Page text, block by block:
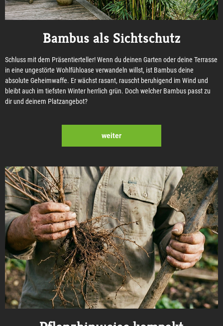
Bambus als Sichtschutz
Schluss mit dem Präsentierteller! Wenn du deinen Garten oder deine Terrasse
in eine ungestörte Wohlfühloase verwandeln willst, ist Bambus deine
absolute Geheimwaffe. Er wächst rasant, rauscht beruhigend im Wind und
bleibt auch im tiefsten Winter herrlich grün. Doch welcher Bambus passt zu
dir und deinem Platzangebot?
weiter